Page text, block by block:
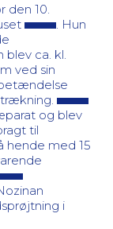
den 10.
. Hun
ca. kl.
ved sin
og blev
til
hende med 15
i